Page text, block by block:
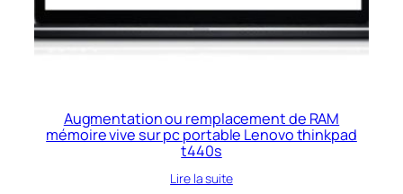
Augmentation ou remplacement de RAM
mémoire vive sur pc portable Lenovo thinkpad
t440s
Lire la suite